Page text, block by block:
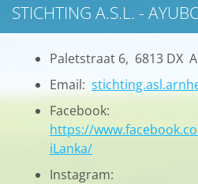
STICHTING A.S.L. -
Paletstraat 6, 6813 DX
Email:
Facebook:
https://
iLanka/
Instagram: